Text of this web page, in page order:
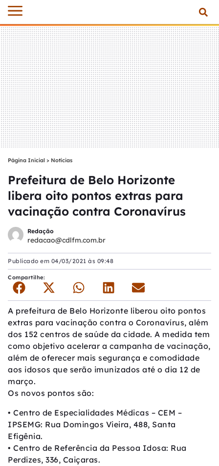
Página Inicial > Notícias
Prefeitura de Belo Horizonte
libera oito pontos extras para
vacinação contra Coronavírus
Redação
redacao@cdlfm.com.br
Publicado em 04/03/2021 às 09:48
Compartilhe:
A prefeitura de Belo Horizonte liberou oito pontos
extras para vacinação contra o Coronavírus, além
dos 152 centros de saúde da cidade. A medida tem
como objetivo acelerar a campanha de vacinação,
além de oferecer mais segurança e comodidade
aos idosos que serão imunizados até o dia 12 de
março.
Os novos pontos são:
• Centro de Especialidades Médicas – CEM –
IPSEMG: Rua Domingos Vieira, 488, Santa
Efigênia.
• Centro de Referência da Pessoa Idosa: Rua
Perdizes, 336, Caiçaras.